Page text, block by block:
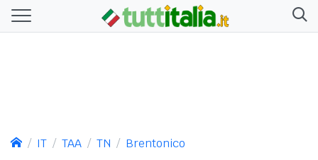
IT TAA TN Brentonico